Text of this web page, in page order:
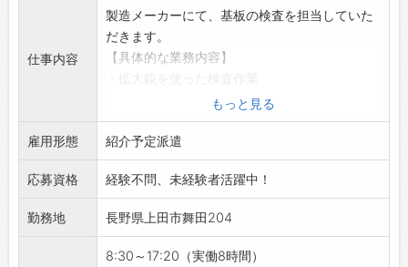
／最大183日・5回までの介護休業可 など
・各種認証取得済み（くるみん、トモニン、職
場いきいきアドバンスカンパニー、社員の子育
・男性の育児休業取得率は昨年度から100％を
継続中です◎
【おすすめポイント】
・年間休日120日、完全週休2日制（土日休み）
でプライベートも充実できます♪
・社員食堂完備！できたての食事を楽しめま
す。
・購買施設もあり、コンビニ感覚で利用できま
仕事内容
製造メーカーにて、基板の検査を担当していた
だきます。
【具体的な業務内容】
・時間が空いたときには、組立作業などをお手
伝いしていただきます。
◎座り作業になります。体への負担も少なめで
す♪
【未経験OK！】
・経験やスキルは一切不要◎細かい作業が好き
な方にぴったりです！
もっと見る
雇用形態 紹介予定派遣
応募資格 経験不問、未経験者活躍中！
勤務地 長野県上田市舞田204
8:30～17:20（実働8時間）